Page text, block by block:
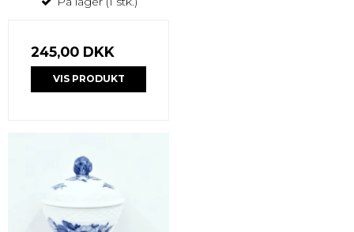
245,00 DKK
VIS PRODUKT